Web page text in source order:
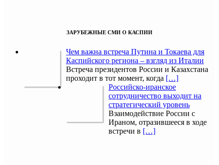
ЗАРУБЕЖНЫЕ СМИ О КАСПИИ
Чем важна встреча Путина и Токаева для
Каспийского региона – взгляд из Италии
Встреча президентов России и Казахстана
проходит в тот момент, когда […]
Российско-иранское
сотрудничество выходит на
стратегический уровень
Взаимодействие России с
Ираном, отразившееся в ходе
встречи в […]